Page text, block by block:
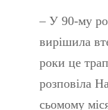
– У 90-му
вирішила
роки це
розповіла
сьомому